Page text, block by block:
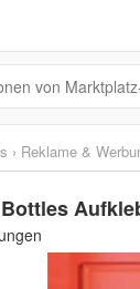
› Reklame &